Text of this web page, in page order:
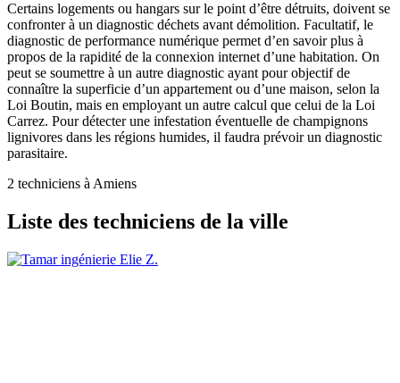
Certains logements ou hangars sur le point d’être détruits, doivent se
confronter à un diagnostic déchets avant démolition. Facultatif, le
diagnostic de performance numérique permet d’en savoir plus à
propos de la rapidité de la connexion internet d’une habitation. On
peut se soumettre à un autre diagnostic ayant pour objectif de
connaître la superficie d’un appartement ou d’une maison, selon la
Loi Boutin, mais en employant un autre calcul que celui de la Loi
Carrez. Pour détecter une infestation éventuelle de champignons
lignivores dans les régions humides, il faudra prévoir un diagnostic
parasitaire.
2 techniciens à Amiens
Liste des techniciens de la ville
Elie Z.